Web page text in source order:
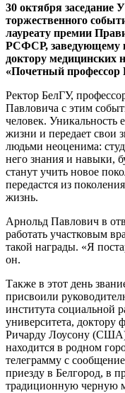
30 октября заседание
торжественного
лауреату премии
РСФСР, заведующему
доктору медицинских
«Почетный профессор
Ректор БелГУ,
Павловича с этим
человек. Уникальность
жизни и передает свои
людьми неоценима:
него знания и навыки,
станут учить новое
передастся из
жизнь.
Арнольд Павлович в
работать участковым
такой награды. «Я
он.
Также в этот день
присвоили
института социальной
университета, доктору
Ричарду Лоусону
находится в родном
телеграмму с
приезду в Белгород, в
традиционную черную